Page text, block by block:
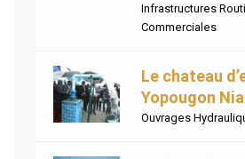
Infrastructures
Commerciales
Le chateau
Yopougon
Ouvrages